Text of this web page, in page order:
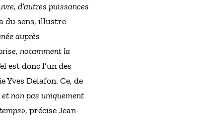
d’autres puissances
du sens, illustre
auprès
notamment la
est donc l’un des
Yves Delafon. Ce, de
et non pas uniquement
», précise Jean-